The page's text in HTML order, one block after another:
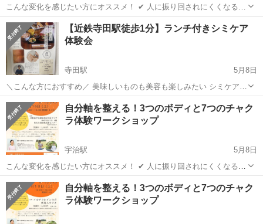
こんな変化を感じたい方にオススメ！ ✔ 人に振り回されにくくなる ✔
自分の気持ちがわかるようになる ✔ 心と体がスーッと軽くなる ✔私は
これでいい！と感じられる これは、気（エネルギー）の流れと 関係し
ているかもしれま...
京都 京都市 淀駅 ワークショップ 会場
【近鉄寺田駅徒歩1分】ランチ付きシミケア
体験会
寺田駅
5月8日
＼こんな方におすすめ／ 美味しいものも美容も楽しみたい シミケアに
興味があるけど不安 気軽にお試ししたい 友達と一緒に楽しみたい ま
やこ飯ランチ デザートドリンク付 1,700円~ シミケア体験 5箇所 1,000
円 P...
京都 城陽市 寺田駅 ワークショップ ランチ
自分軸を整える！3つのボディと7つのチャク
ラ体験ワークショップ
宇治駅
5月8日
こんな変化を感じたい方にオススメ！ ✔ 人に振り回されにくくなる ✔
自分の気持ちがわかるようになる ✔ 心と体がスーッと軽くなる ✔私は
これでいい！と感じられる これは、気（エネルギー）の流れと 関係し
ているかもしれませ...
京都 宇治市 宇治駅 ワークショップ
自分軸を整える！3つのボディと7つのチャク
ラ体験ワークショップ